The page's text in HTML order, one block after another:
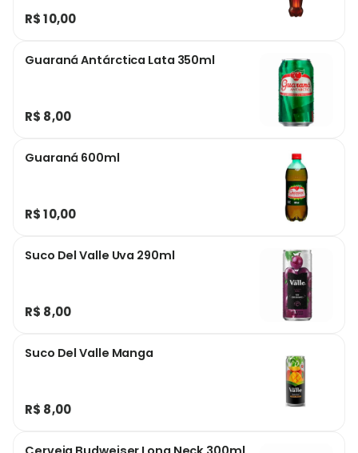
R$ 10,00
Guaraná Antárctica Lata 350ml
R$ 8,00
Guaraná 600ml
R$ 10,00
Suco Del Valle Uva 290ml
R$ 8,00
Suco Del Valle Manga
R$ 8,00